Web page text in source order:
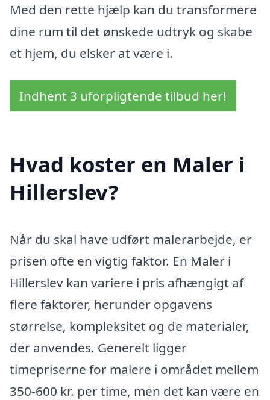
Med den rette hjælp kan du transformere
dine rum til det ønskede udtryk og skabe
et hjem, du elsker at være i.
Indhent 3 uforpligtende tilbud her!
Hvad koster en Maler i
Hillerslev?
Når du skal have udført malerarbejde, er
prisen ofte en vigtig faktor. En Maler i
Hillerslev kan variere i pris afhængigt af
flere faktorer, herunder opgavens
størrelse, kompleksitet og de materialer,
der anvendes. Generelt ligger
timepriserne for malere i området mellem
350-600 kr. per time, men det kan være en